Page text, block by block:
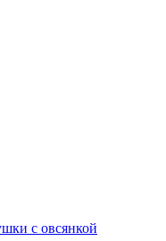
с овсянкой